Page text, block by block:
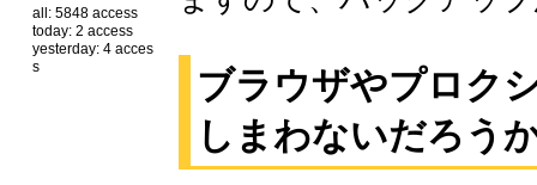
all: 5848 access
today: 2 access
yesterday: 4 acces
s
ブラウザやプロク
しまわないだろう